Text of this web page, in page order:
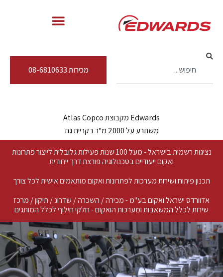
מכירות 08-6810633
Edwards מקבוצת Atlas Copco
משתרע על 2000 מ"ר בקריית גת
נציגות רשמית בישראל - מעל 100 שנות פעילות גלובלית לייצור פתרונות
ואקום ייעודיים בטכנולוגיה פורצת דרך ייחודית
תכנון פיתוח ושירות מערכות לפתרונות ואקום מותאמים אישית לכל צורך
אדוורדס ישראל ואקום בע"מ - מכירה / השכרה / שדרוג / תיקון / מרכז
שירות לכלל המשאבות ומערכות הואקום - חלקי חילוף לכלל המותגים